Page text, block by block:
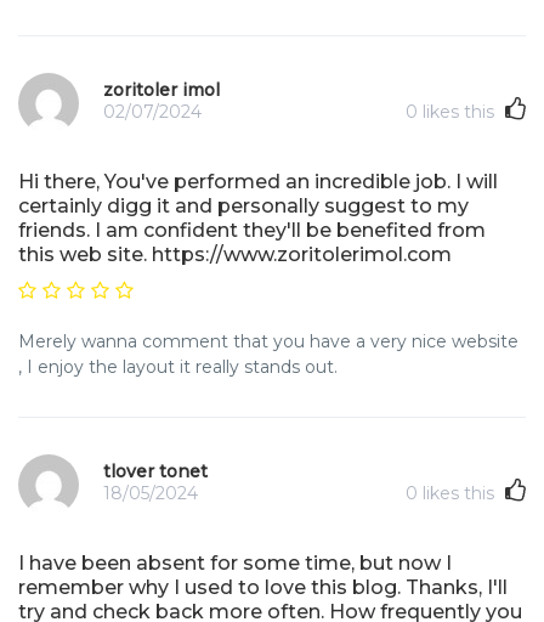
zoritoler imol
02/07/2024
0 likes this
Hi there, You've performed an incredible job. I will
certainly digg it and personally suggest to my
friends. I am confident they'll be benefited from
this web site. https://www.zoritolerimol.com
Merely wanna comment that you have a very nice website
, I enjoy the layout it really stands out.
tlover tonet
18/05/2024
0 likes this
I have been absent for some time, but now I
remember why I used to love this blog. Thanks, I'll
try and check back more often. How frequently you